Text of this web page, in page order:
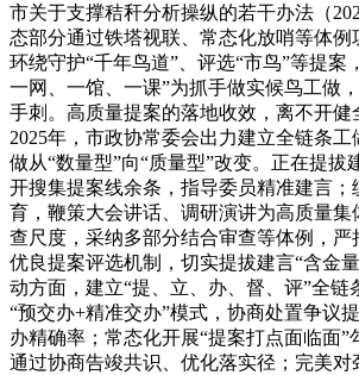
市关于支撑秸秆分析操纵的若干办法（
态部分通过铁塔视联、常态化放哨等体例
环绕守护“千年鸟道”、评选“市鸟”等提案
一网、一馆、一课”为抓手做实候鸟工做
手刺。高质量提案的落地收效，离不开健
2025年，市政协常委会出力建立全链条
做从“数量型”向“质量型”改变。正在提拔
开搜集提案线余条，指导委员精准建言；
育，鞭策大会讲话、调研演讲为高质量集
查尺度，采纳多部分结合审查等体例，严
优良提案评选机制，切实提拔建言“含金
动方面，建立“提、立、办、督、评”全链
“预交办+精准交办”模式，协商处置争议
办精确率；常态化开展“提案打点面临面”
通过协商告竣共识、优化落实径；完美对